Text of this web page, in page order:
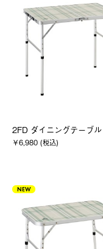
2FD ダイニングテーブ
￥6,980 (税込)
NEW